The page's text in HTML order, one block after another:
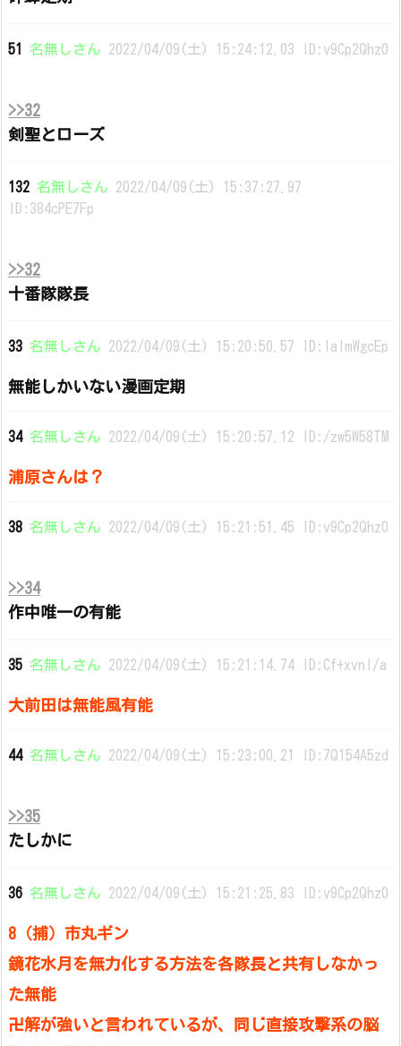
51 名無しさん 2022/04/09(土) 15:24:12.03 ID:v9Cp2Qhz0
>>32
剣聖とローズ
132 名無しさん 2022/04/09(土) 15:37:27.97
ID:384cPE7Fp
>>32
十番隊隊長
33 名無しさん 2022/04/09(土) 15:20:50.57 ID:IalmWgcEp
無能しかいない漫画定期
34 名無しさん 2022/04/09(土) 15:20:57.12 ID:/zw5W58TM
浦原さんは？
38 名無しさん 2022/04/09(土) 15:21:51.45 ID:v9Cp2Qhz0
>>34
作中唯一の有能
35 名無しさん 2022/04/09(土) 15:21:14.74 ID:Cf+xvnI/a
大前田は無能風有能
44 名無しさん 2022/04/09(土) 15:23:00.21 ID:7Q154A5zd
>>35
たしかに
36 名無しさん 2022/04/09(土) 15:21:25.83 ID:v9Cp2Qhz0
8（捕）市丸ギン
鏡花水月を無力化する方法を各隊長と共有しなかっ
た無能
卍解が強いと言われているが、同じ直接攻撃系の脳